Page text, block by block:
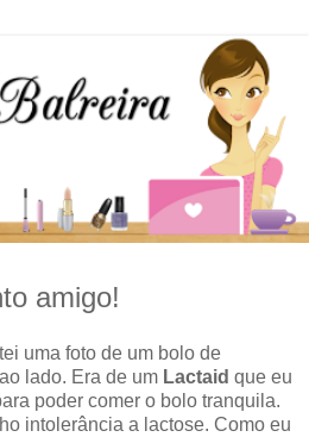
amigo!
uma foto de um bolo de
lado. Era de um Lactaid que eu
poder comer o bolo tranquila.
intolerância a lactose. Como eu